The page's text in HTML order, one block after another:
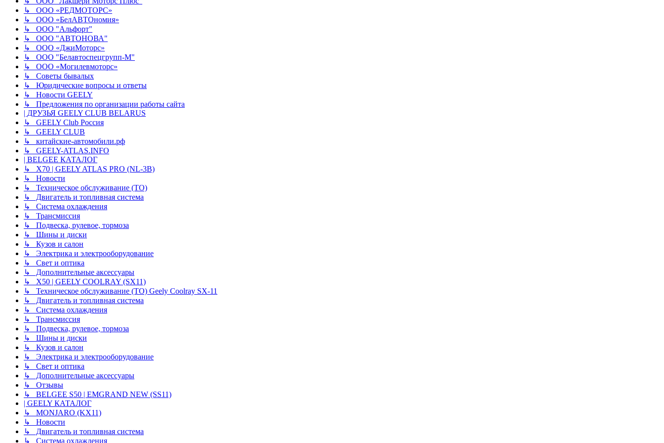
↳ ООО «РЕДМОТОРС»
↳ ООО «БелАВТОномия»
↳ ООО "Альфорт"
↳ ООО "АВТОНОВА"
↳ ООО «ДжиМоторс»
↳ ООО "Белавтоспецгрупп-М"
↳ ООО «Могилевмоторс»
↳ Советы бывалых
↳ Юридические вопросы и ответы
↳ Новости GEELY
↳ Предложения по организации работы сайта
| ДРУЗЬЯ GEELY CLUB BELARUS
↳ GEELY Club Россия
↳ GEELY CLUB
↳ китайские-автомобили.рф
↳ GEELY-ATLAS.INFO
| BELGEE КАТАЛОГ
↳ X70 | GEELY ATLAS PRO (NL-3B)
↳ Новости
↳ Техническое обслуживание (ТО)
↳ Двигатель и топливная система
↳ Система охлаждения
↳ Трансмиссия
↳ Подвеска, рулевое, тормоза
↳ Шины и диски
↳ Кузов и салон
↳ Электрика и электрооборудование
↳ Свет и оптика
↳ Дополнительные аксессуары
↳ X50 | GEELY COOLRAY (SX11)
↳ Техническое обслуживание (ТО) Geely Coolray SX-11
↳ Двигатель и топливная система
↳ Система охлаждения
↳ Трансмиссия
↳ Подвеска, рулевое, тормоза
↳ Шины и диски
↳ Кузов и салон
↳ Электрика и электрооборудование
↳ Свет и оптика
↳ Дополнительные аксессуары
↳ Отзывы
↳ BELGEE S50 | EMGRAND NEW (SS11)
| GEELY КАТАЛОГ
↳ MONJARO (KX11)
↳ Новости
↳ Двигатель и топливная система
↳ Система охлаждения